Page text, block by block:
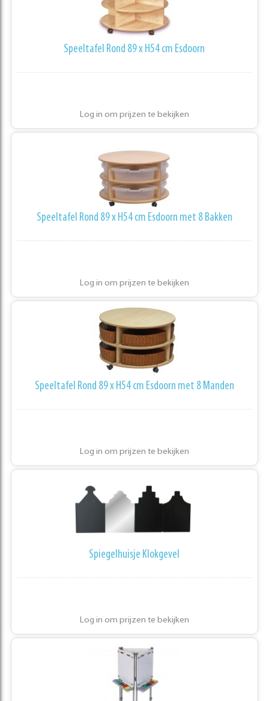
Speeltafel Rond 89 x H54 cm Esdoorn
Log in om prijzen te bekijken
Speeltafel Rond 89 x H54 cm Esdoorn met 8 Bakken
Log in om prijzen te bekijken
Speeltafel Rond 89 x H54 cm Esdoorn met 8 Manden
Log in om prijzen te bekijken
Spiegelhuisje Klokgevel
Log in om prijzen te bekijken